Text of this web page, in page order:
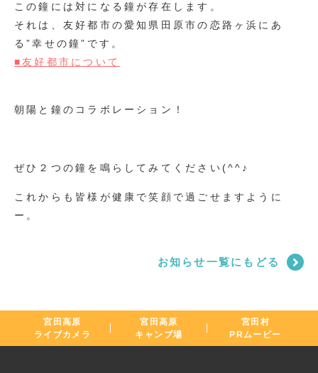
この鐘には対になる鐘が存在します。
それは、友好都市の愛知県田原市の恋路ヶ浜にあ
る”幸せの鐘”です。
■友好都市について
朝陽と鐘のコラボレーション！
ぜひ２つの鐘を鳴らしてみてください(^^♪
これからも皆様が健康で笑顔で過ごせますように
ー。
お知らせ一覧にもどる
宮田高原
ライブカメラ
宮田高原
キャンプ場
宮田村
PRムービー